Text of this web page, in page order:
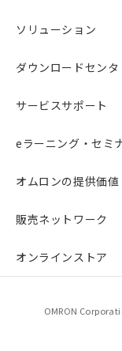
ソリューション
ダウンロードセンタ
サービスサポート
eラーニング・セミ
オムロンの提供価値
販売ネットワーク
オンラインストア
OMRON